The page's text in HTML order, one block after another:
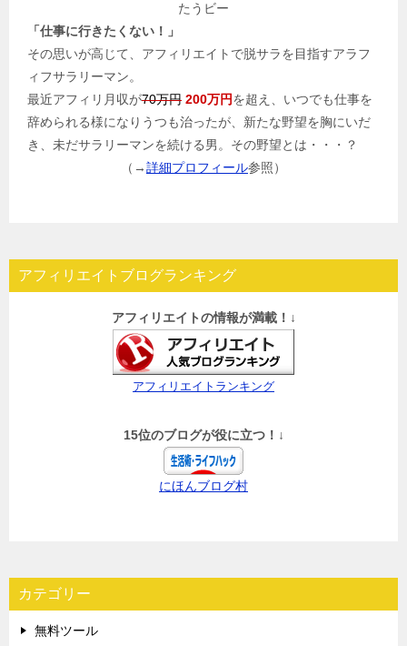
たうビー
「仕事に行きたくない！」
その思いが高じて、アフィリエイトで脱サラを目指すアラフ
ィフサラリーマン。
最近アフィリ月収が70万円 200万円を超え、いつでも仕事を
辞められる様になりうつも治ったが、新たな野望を胸にいだ
き、未だサラリーマンを続ける男。その野望とは・・・？
（→詳細プロフィール参照）
アフィリエイトブログランキング
アフィリエイトの情報が満載！↓
アフィリエイトランキング
15位のブログが役に立つ！↓
にほんブログ村
カテゴリー
無料ツール